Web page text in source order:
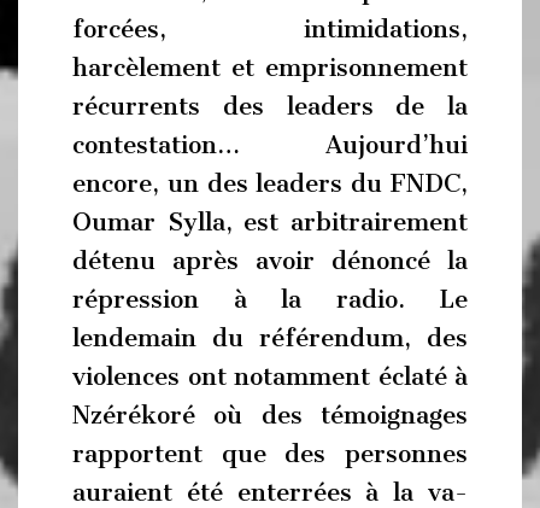
forcées, intimidations,
harcèlement et emprisonnement
récurrents des leaders de la
contestation… Aujourd’hui
encore, un des leaders du FNDC,
Oumar Sylla, est arbitrairement
détenu après avoir dénoncé la
répression à la radio. Le
lendemain du référendum, des
violences ont notamment éclaté à
Nzérékoré où des témoignages
rapportent que des personnes
auraient été enterrées à la va-